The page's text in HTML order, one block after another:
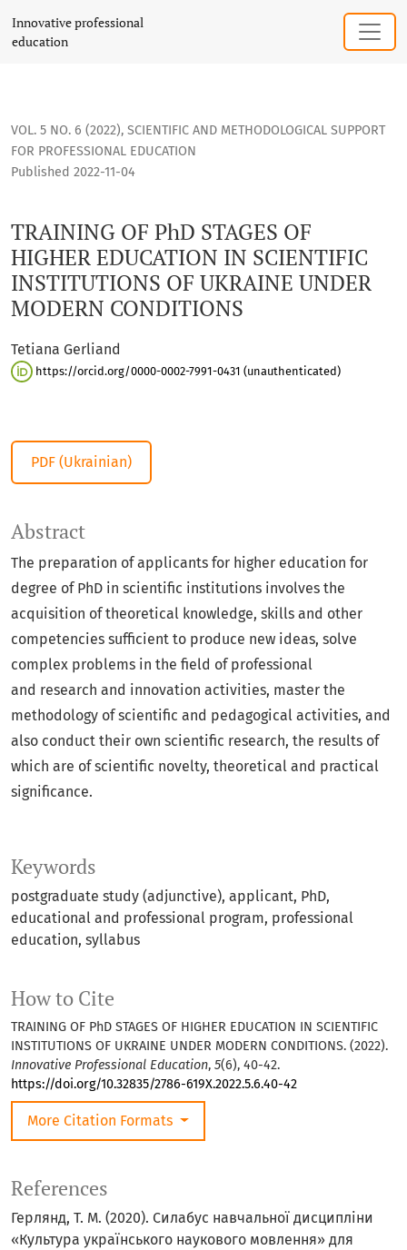
TRAINING OF PhD STAGES OF HIGHER EDUCATION IN
Innovative professional
education
VOL. 5 NO. 6 (2022), SCIENTIFIC AND METHODOLOGICAL SUPPORT
FOR PROFESSIONAL EDUCATION
TRAINING OF PhD STAGES OF
HIGHER EDUCATION IN SCIENTIFIC
INSTITUTIONS OF UKRAINE UNDER
MODERN CONDITIONS
Published 2022-11-04
Tetiana Gerliand
https://orcid.org/0000-0002-7991-0431 (unauthenticated)
PDF (Ukrainian)
Keywords
postgraduate study (adjunctive), applicant, PhD,
educational and professional program, professional
education, syllabus
How to Cite
TRAINING OF PhD STAGES OF HIGHER EDUCATION IN SCIENTIFIC
INSTITUTIONS OF UKRAINE UNDER MODERN CONDITIONS. (2022).
Innovative Professional Education, 5(6), 40-42.
https://doi.org/10.32835/2786-619X.2022.5.6.40-42
More Citation Formats
Abstract
The preparation of applicants for higher education for
degree of PhD in scientific institutions involves the
acquisition of theoretical knowledge, skills and other
competencies sufficient to produce new ideas, solve
complex problems in the field of professional
and research and innovation activities, master the
methodology of scientific and pedagogical activities, and
also conduct their own scientific research, the results of
which are of scientific novelty, theoretical and practical
significance.
References
Герлянд, Т. М. (2020). Силабус навчальної дисципліни
«Культура українського наукового мовлення» для